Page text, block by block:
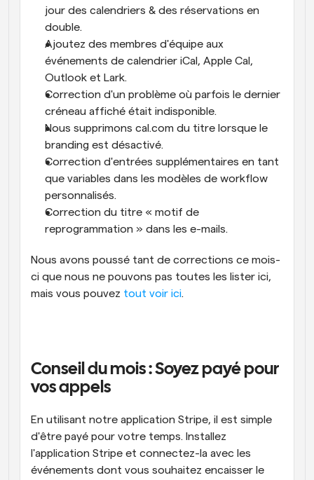
jour des calendriers & des réservations en
double.
Ajoutez des membres d'équipe aux
événements de calendrier iCal, Apple Cal,
Outlook et Lark.
Correction d'un problème où parfois le dernier
créneau affiché était indisponible.
Nous supprimons cal.com du titre lorsque le
branding est désactivé.
Correction d'entrées supplémentaires en tant
que variables dans les modèles de workflow
personnalisés.
Correction du titre « motif de
reprogrammation » dans les e-mails.
Nous avons poussé tant de corrections ce mois-
ci que nous ne pouvons pas toutes les lister ici,
mais vous pouvez tout voir ici.
Conseil du mois : Soyez payé pour
vos appels
En utilisant notre application Stripe, il est simple
d'être payé pour votre temps. Installez
l'application Stripe et connectez-la avec les
événements dont vous souhaitez encaisser le